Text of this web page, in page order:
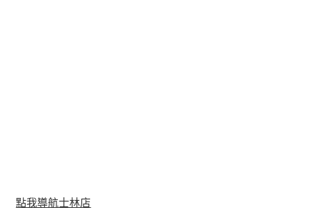
點我導航士林店